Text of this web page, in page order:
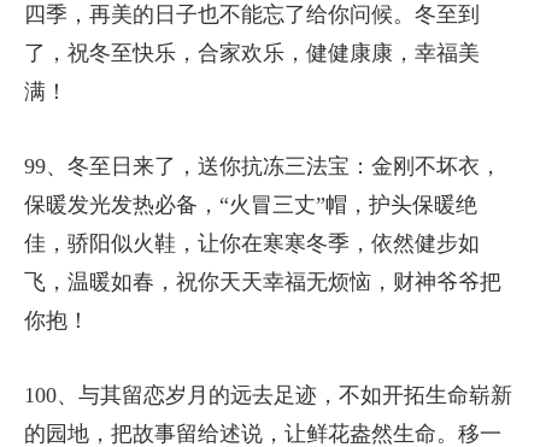
四季，再美的日子也不能忘了给你问候。冬至到
了，祝冬至快乐，合家欢乐，健健康康，幸福美
满！
99、冬至日来了，送你抗冻三法宝：金刚不坏衣，
保暖发光发热必备，“火冒三丈”帽，护头保暖绝
佳，骄阳似火鞋，让你在寒寒冬季，依然健步如
飞，温暖如春，祝你天天幸福无烦恼，财神爷爷把
你抱！
100、与其留恋岁月的远去足迹，不如开拓生命崭新
的园地，把故事留给述说，让鲜花盎然生命。移一